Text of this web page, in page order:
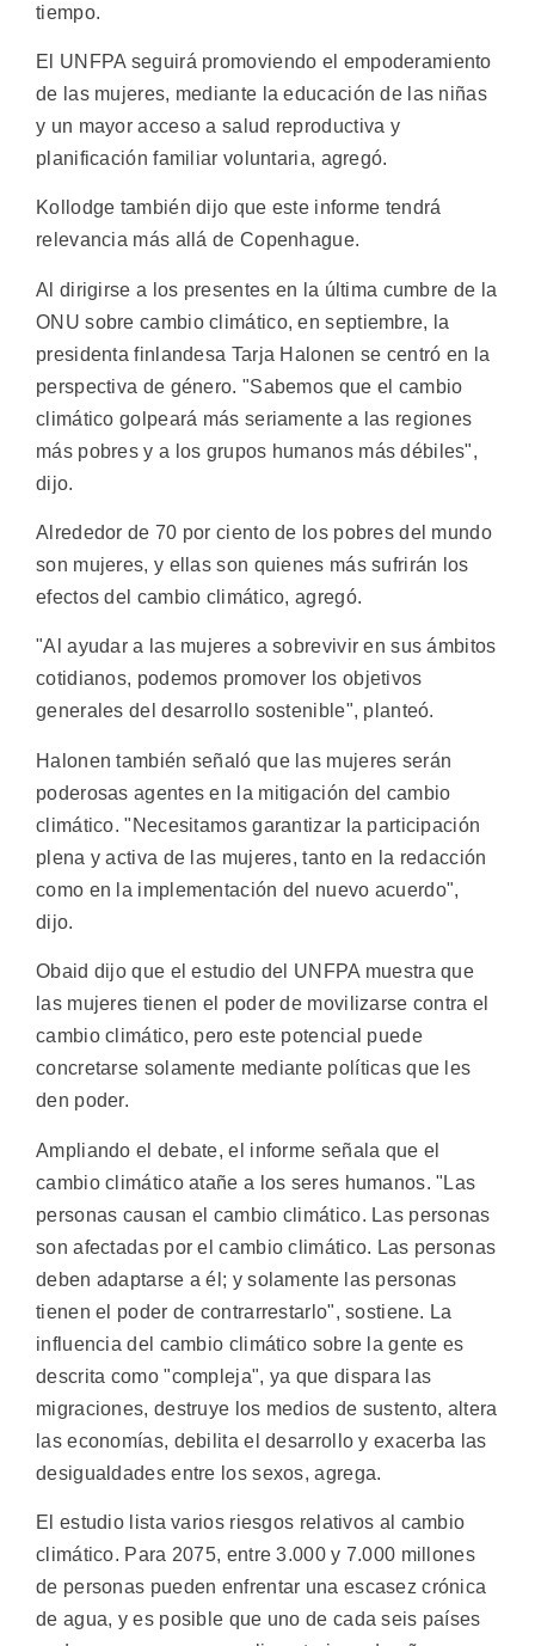
tiempo.
El UNFPA seguirá promoviendo el empoderamiento
de las mujeres, mediante la educación de las niñas
y un mayor acceso a salud reproductiva y
planificación familiar voluntaria, agregó.
Kollodge también dijo que este informe tendrá
relevancia más allá de Copenhague.
Al dirigirse a los presentes en la última cumbre de la
ONU sobre cambio climático, en septiembre, la
presidenta finlandesa Tarja Halonen se centró en la
perspectiva de género. "Sabemos que el cambio
climático golpeará más seriamente a las regiones
más pobres y a los grupos humanos más débiles",
dijo.
Alrededor de 70 por ciento de los pobres del mundo
son mujeres, y ellas son quienes más sufrirán los
efectos del cambio climático, agregó.
"Al ayudar a las mujeres a sobrevivir en sus ámbitos
cotidianos, podemos promover los objetivos
generales del desarrollo sostenible", planteó.
Halonen también señaló que las mujeres serán
poderosas agentes en la mitigación del cambio
climático. "Necesitamos garantizar la participación
plena y activa de las mujeres, tanto en la redacción
como en la implementación del nuevo acuerdo",
dijo.
Obaid dijo que el estudio del UNFPA muestra que
las mujeres tienen el poder de movilizarse contra el
cambio climático, pero este potencial puede
concretarse solamente mediante políticas que les
den poder.
Ampliando el debate, el informe señala que el
cambio climático atañe a los seres humanos. "Las
personas causan el cambio climático. Las personas
son afectadas por el cambio climático. Las personas
deben adaptarse a él; y solamente las personas
tienen el poder de contrarrestarlo", sostiene. La
influencia del cambio climático sobre la gente es
descrita como "compleja", ya que dispara las
migraciones, destruye los medios de sustento, altera
las economías, debilita el desarrollo y exacerba las
desigualdades entre los sexos, agrega.
El estudio lista varios riesgos relativos al cambio
climático. Para 2075, entre 3.000 y 7.000 millones
de personas pueden enfrentar una escasez crónica
de agua, y es posible que uno de cada seis países